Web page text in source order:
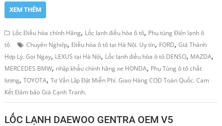
XEM THÊM
Lốc Điều hòa chính Hãng, Lốc lạnh điều hòa ô tô, Phụ tùng Điện lạnh ô
tô
Chuyên Nghiệp,Điều hòa ô tô tại Hà Nội. Uy tín, FORD,Giá Thành
Hợp Lý. Gọi Ngay, LEXUS tại Hà Nội, Lốc lạnh điều hòa ô tô DENSO, MAZDA,
MERCEDES BMW, nhập khẩu chính hãng xe HONDA, Phụ Tùng ô tô chất
lượng,TOYOTA,Tư Vấn Lắp Đặt Miễn Phí. Giao Hàng COD Toàn Quốc. Cam
Kết Đảm bảo Giá Cạnh Tranh.
LỐC LẠNH DAEWOO GENTRA OEM V5